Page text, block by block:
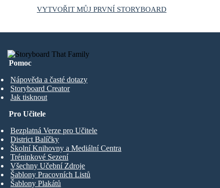
VYTVOŘIT MŮJ PRVNÍ STORYBOARD
Pomoc
Nápověda a časté dotazy
Storyboard Creator
Jak tisknout
Pro Učitele
Bezplatná Verze pro Učitele
District Balíčky
Školní Knihovny a Mediální Centra
Tréninkové Sezení
Všechny Učební Zdroje
Šablony Pracovních Listů
Šablony Plakátů